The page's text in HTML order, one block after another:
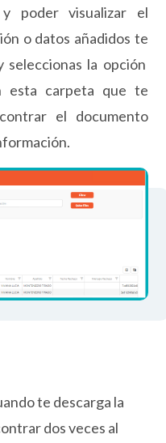
poder visualizar el
o datos añadidos te
la opción
esta carpeta que te
el documento
te descarga la
dos veces al